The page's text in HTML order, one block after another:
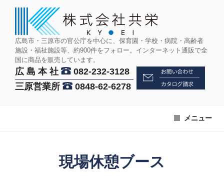
広島市・三原市の官公庁を中心に、保育園・学校・病院・高齢者
施設・福祉施設等、約900件をフォロー。インターネット通販で全
国に商品を販売しています。
広 島 本 社
082-232-3128
三原営業所
0848-62-6278
メニュー
現場休憩ブース